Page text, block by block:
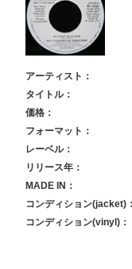
アーティスト：
タイトル：
価格：
フォーマット：
レーベル：
リリース年：
MADE IN：
コンディション(jacket)：
コンディション(vinyl)：